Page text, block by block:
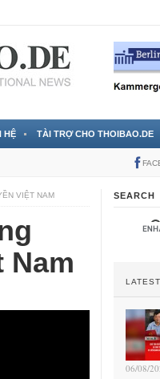
HỆ TÀI TRỢ CHO THOIBAO.DE
VIỆT NAM
Nam
SEARCH
LATEST
06/08/